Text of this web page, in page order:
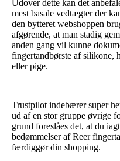
Udover dette kan det
mest basale vedtægter der
den bytteret webshoppen
afgørende, at man stadig
anden gang vil kunne
fingertandbørste af silikone,
eller pige.
Trustpilot indebærer super
ud af en stor gruppe øvrige
grund foreslåes det, at du
bedømmelser af Reer
færdiggør din shopping.